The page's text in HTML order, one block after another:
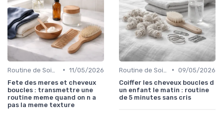
• 11/05/2026
Fete des meres et cheveux
boucles : transmettre une
routine meme quand on n a
pas la meme texture
• 09/05/2026
Coiffer les cheveux boucles d
un enfant le matin : routine
de 5 minutes sans cris